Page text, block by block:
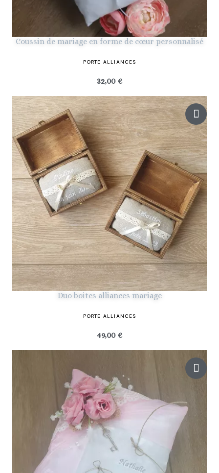
Coussin de mariage en forme de cœur personnalisé
PORTE ALLIANCES
32,00 €
Duo boites alliances mariage
PORTE ALLIANCES
49,00 €